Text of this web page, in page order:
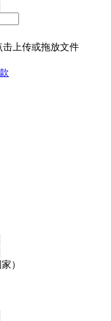
击上传或拖放文件
）